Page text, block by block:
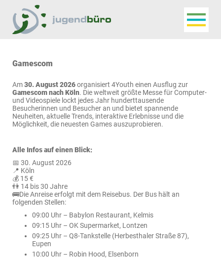
Gamescom
Am30. August 2026organisiert 4Youth einen Ausflug zur
Gamescom nach Köln. Die weltweit größte Messe für Computer-
und Videospiele lockt jedes Jahr hunderttausende
Besucherinnen und Besucher an und bietet spannende
Neuheiten, aktuelle Trends, interaktive Erlebnisse und die
Möglichkeit, die neuesten Games auszuprobieren.
Alle Infos auf einen Blick:
📅 30. August 2026
📍 Köln
💰 15 €
👫 14 bis 30 Jahre
🚌Die Anreise erfolgt mit dem Reisebus. Der Bus hält an
folgenden Stellen:
09:00 Uhr – Babylon Restaurant, Kelmis
09:15 Uhr – OK Supermarket, Lontzen
09:25 Uhr – Q8-Tankstelle (Herbesthaler Straße 87),
Eupen
10:00 Uhr – Robin Hood, Elsenborn